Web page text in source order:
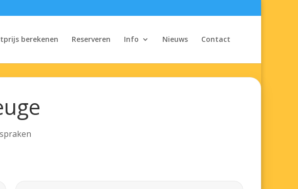
berekenen Reserveren Info Nieuws Contact